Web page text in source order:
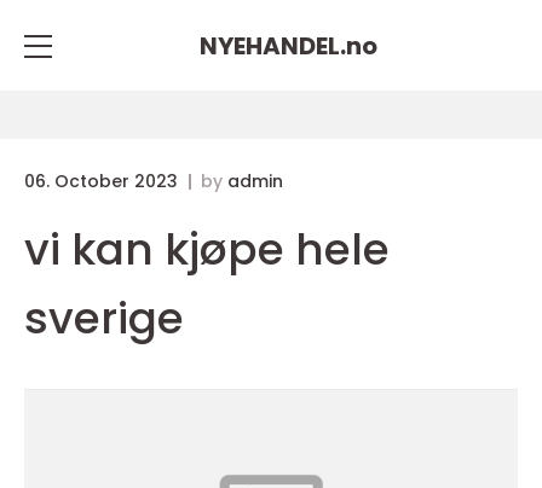
NYEHANDEL.no
06. October 2023 by admin
vi kan kjøpe hele
sverige